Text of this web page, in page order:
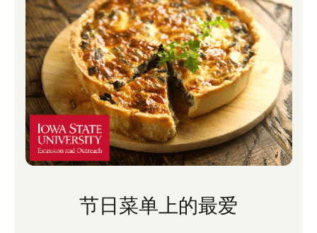
节日菜单上的最爱